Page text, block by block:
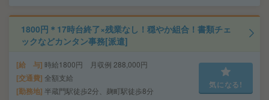
1800円＊17時台終了×残業なし！穏やか組合！書類チェ
ックなどカンタン事務[派遣]
給 与 時給1800円 月収例 288,000円
交通費 全額支給
勤務地 半蔵門駅徒歩2分、麹町駅徒歩8分
気になる!